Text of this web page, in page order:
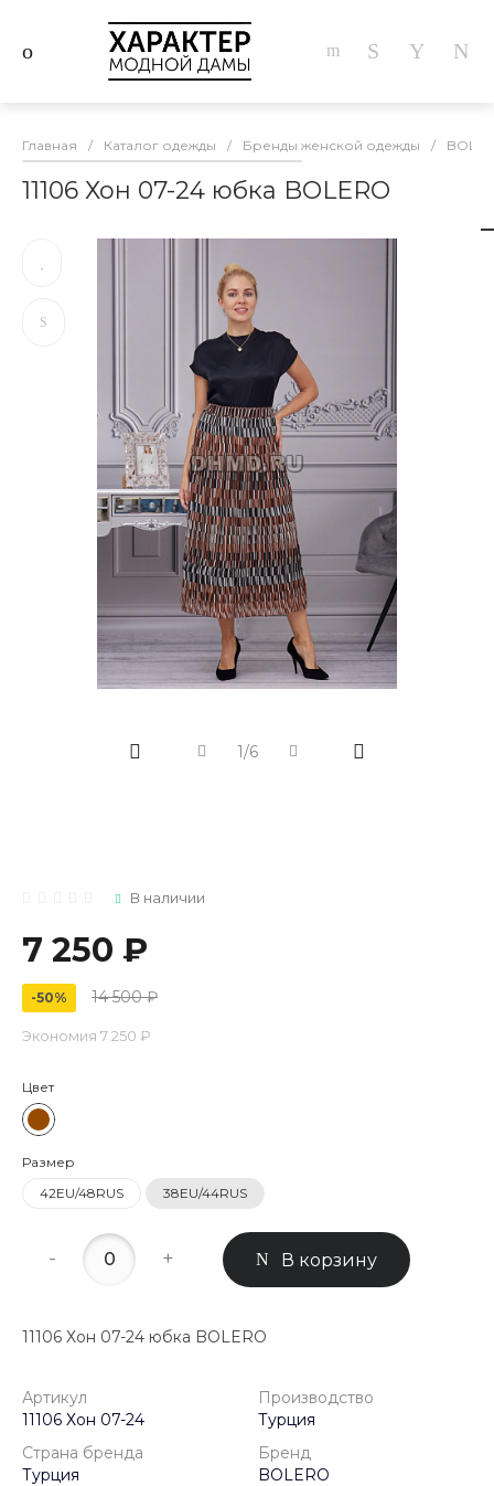
Главная / Каталог одежды / Бренды женской одежды /
11106 Хон 07-24 юбка BOLERO
1/6
В наличии
7 250 ₽
-50% 14 500 ₽
Экономия 7 250 ₽
Цвет
Размер
42EU/48RUS
38EU/44RUS
- + В корзину
11106 Хон 07-24 юбка BOLERO
Артикул
11106 Хон 07-24
Производство
Турция
Страна бренда
Турция
Бренд
BOLERO